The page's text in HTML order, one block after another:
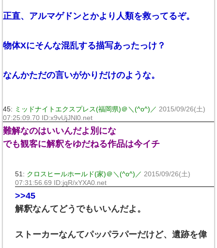
正直、アルマゲドンとかより人類を救ってるぞ。
物体Xにそんな混乱する描写あったっけ？
なんかただの言いがかりだけのような。
45: ミッドナイトエクスプレス(福岡県)＠＼(^o^)／ 2015/09/26(土)
07:25:09.70 ID:x9vUjJNl0.net
難解なのはいいんだよ別にな
でも観客に解釈をゆだねる作品は今イチ
51: クロスヒールホールド(家)＠＼(^o^)／ 2015/09/26(土)
07:31:56.69 ID:jqR/xYXA0.net
>>45
解釈なんてどうでもいいんだよ。
ストーカーなんてパッパラパーだけど、遺跡を偉